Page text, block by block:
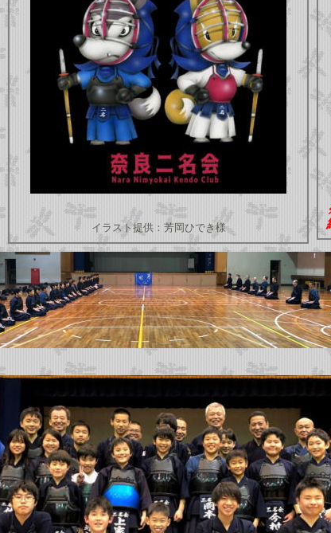
イラスト提供：芳岡ひでき様